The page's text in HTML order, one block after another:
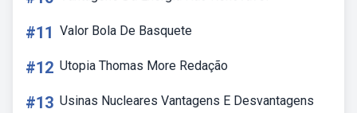
#11 Valor Bola De Basquete
#12 Utopia Thomas More Redação
#13 Usinas Nucleares Vantagens E Desvantagens